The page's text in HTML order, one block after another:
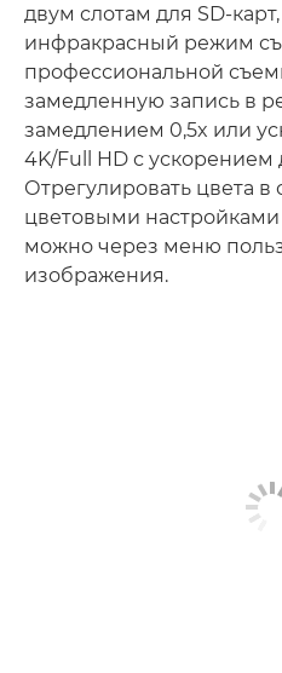
двум слотам для SD-
инфракрасный режим
профессиональной
замедленную запись в
замедлением 0,5x или
4K/Full HD с ускорением
Отрегулировать цвета в
цветовыми
можно через меню
изображения.